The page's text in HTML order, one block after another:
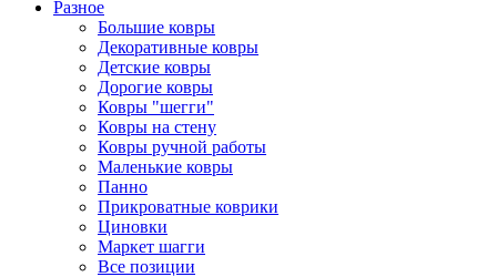
Разное
Большие ковры
Декоративные ковры
Детские ковры
Дорогие ковры
Ковры "шегги"
Ковры на стену
Ковры ручной работы
Маленькие ковры
Панно
Прикроватные коврики
Циновки
Маркет шагги
Все позиции